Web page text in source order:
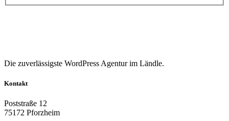
Die zuverlässigste WordPress Agentur im Ländle.
Kontakt
Poststraße 12
75172 Pforzheim